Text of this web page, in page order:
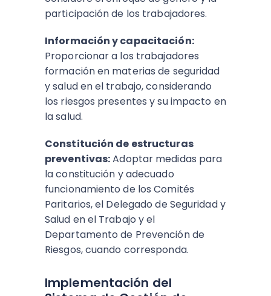
participación de los trabajadores.
Información y capacitación:
Proporcionar a los trabajadores
formación en materias de seguridad
y salud en el trabajo, considerando
los riesgos presentes y su impacto en
la salud.
Constitución de estructuras
preventivas:Adoptar medidas para
la constitución y adecuado
funcionamiento de los Comités
Paritarios, el Delegado de Seguridad y
Salud en el Trabajo y el
Departamento de Prevención de
Riesgos, cuando corresponda.
Implementación del